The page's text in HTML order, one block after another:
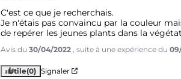
C'est ce que je recherchais.
Je n'étais pas convaincu par la couleur
de repérer les jeunes plants dans la
Avis du 30/04/2022 , suite à une expérience du
Utile(0) Signaler